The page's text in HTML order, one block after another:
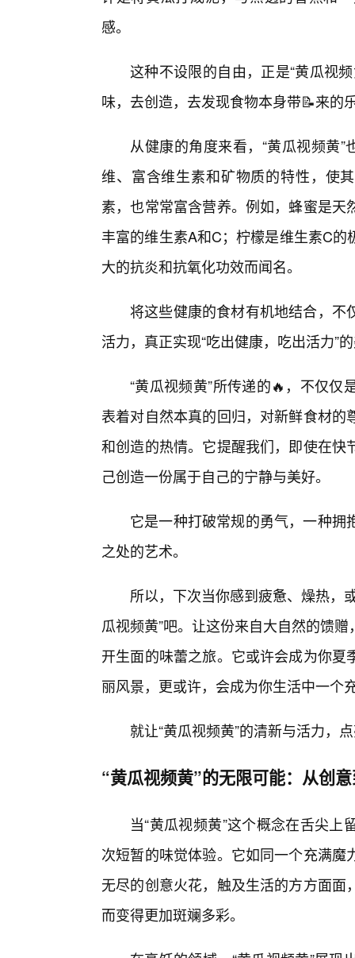
感。
这种不设限的自由，正是“黄瓜视
味，去创造，去发现食物本身带📝来的
从健康的角度来看，“黄瓜视频黄
维、富含维生素和矿物质的特性，使
素，也常常富含营养。例如，蜂蜜是
丰富的维生素A和C；柠檬是维生素C
大的抗炎和抗氧化功效而闻名。
将这些健康的食材有机地结合，不
活力，真正实现“吃出健康，吃出活力”
“黄瓜视频黄”所传递的🔥，不仅
表着对自然本真的回归，对新鲜食材
和创造的热情。它提醒我们，即使在
己创造一份属于自己的宁静与美好。
它是一种打破常规的勇气，一种
之处的艺术。
所以，下次当你感到疲惫、燥热，
瓜视频黄”吧。让这份来自大自然的馈
开生面的味蕾之旅。它或许会成为你
丽风景，更或许，会成为你生活中一个
就让“黄瓜视频黄”的清新与活力，
“黄瓜视频黄”的无限可能：从创
当“黄瓜视频黄”这个概念在舌尖
次短暂的味觉体验。它如同一个充满
无尽的创意火花，触及生活的方方面
而变得更加斑斓多彩。